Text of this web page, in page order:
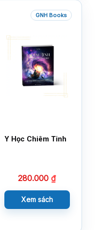
GNH Books
Y Học Chiêm Tinh
280.000₫
Xem sách